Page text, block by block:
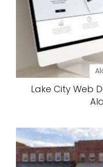
Lake City Web